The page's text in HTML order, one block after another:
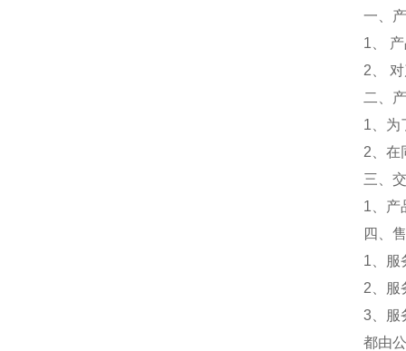
一、
1、
2、
二、
1、为
2、在
三、
1、产
四、
1、服
2、服
3、服
都由